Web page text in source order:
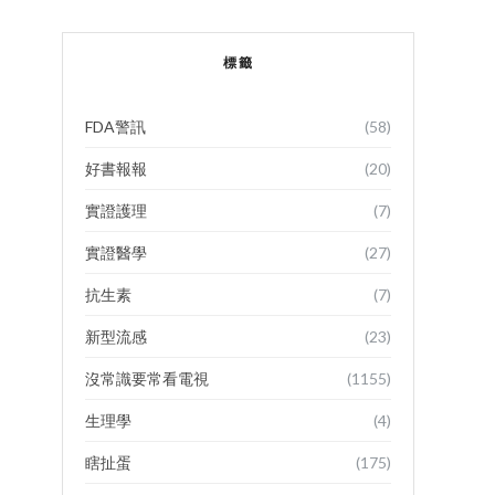
標籤
FDA警訊 (58)
好書報報 (20)
實證護理 (7)
實證醫學 (27)
抗生素 (7)
新型流感 (23)
沒常識要常看電視 (1155)
生理學 (4)
瞎扯蛋 (175)